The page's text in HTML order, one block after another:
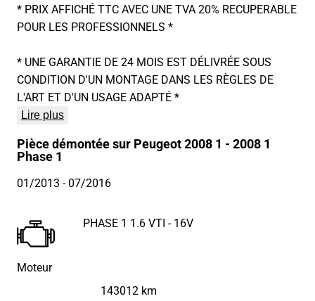
* PRIX AFFICHÉ TTC AVEC UNE TVA 20% RECUPERABLE
POUR LES PROFESSIONNELS *
* UNE GARANTIE DE 24 MOIS EST DÉLIVRÉE SOUS
CONDITION D'UN MONTAGE DANS LES RÈGLES DE
L'ART ET D'UN USAGE ADAPTÉ *
Lire plus
Pièce démontée sur Peugeot 2008 1 - 2008 1
Phase 1
01/2013 - 07/2016
Moteur
PHASE 1 1.6 VTI - 16V
143012 km